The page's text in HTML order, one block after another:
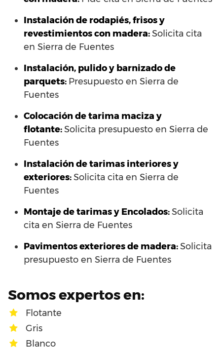
Instalación de rodapiés, frisos y
revestimientos con madera:Solicita cita
en Sierra de Fuentes
Instalación, pulido y barnizado de
parquets: Presupuesto en Sierra de
Fuentes
Colocación de tarima maciza y
flotante:Solicita presupuesto en Sierra de
Fuentes
Instalación de tarimas interiores y
exteriores:Solicita cita en Sierra de
Fuentes
Montaje de tarimas y Encolados:Solicita
cita en Sierra de Fuentes
Pavimentos exteriores de madera:Solicita
presupuesto en Sierra de Fuentes
Somos expertos en:
Flotante
Gris
Blanco